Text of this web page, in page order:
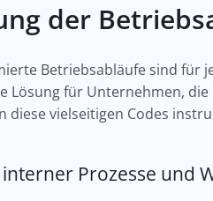
der
Betriebsabläufe sind für
Lösung für Unternehmen,
diese vielseitigen Codes
Prozesse und